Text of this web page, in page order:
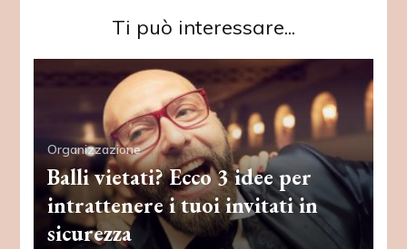
Ti può interessare...
Organizzazione
Balli vietati? Ecco 3 idee per
intrattenere i tuoi invitati in
sicurezza